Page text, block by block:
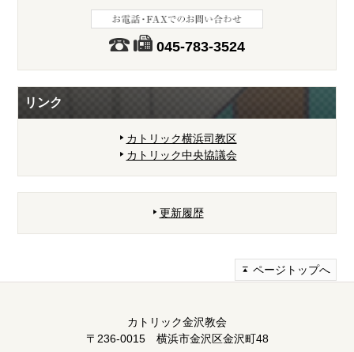
045-783-3524
リンク
カトリック横浜司教区
カトリック中央協議会
更新履歴
ページトップへ
カトリック金沢教会
〒236-0015 横浜市金沢区金沢町48